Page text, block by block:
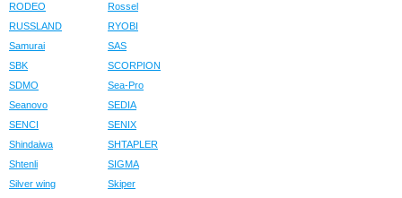
RODEO
Rossel
RUSSLAND
RYOBI
Samurai
SAS
SBK
SCORPION
SDMO
Sea-Pro
Seanovo
SEDIA
SENCI
SENIX
Shindaiwa
SHTAPLER
Shtenli
SIGMA
Silver wing
Skiper